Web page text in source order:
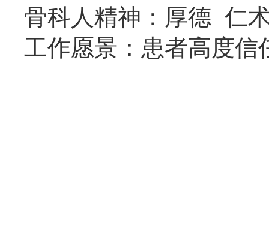
骨科人精神 ：厚德 仁
工作愿景 ：患者高度信